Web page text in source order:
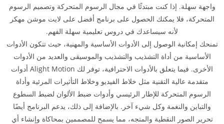
واجهة سهلة. إذا كنت مبتدئًا في مجال الرسوم المتحركة وتصميم الرسوم
المتحركة، فلا يمكنك الحصول على برنامج أفضل على لايت موشن مهكر
لأنه سيساعدك في دروس تعليمية سهلة الفهم.
تمنحك إمكانية الوصول إلى الأدوات الأساسية والمهنية، حيث تتكون الأدوات
الأساسية من أداة التشذيب والتشذيب والموسيقى والعديد من الأدوات
الأخرى. فيما يتعلق بالأدوات الاحترافية، توفر لك Alight Motion أدوات
متقدمة عالية التقنية مثل خلاط الفيديو وخلاط التأثيرات المرئية وأداة
الرسوم المتحركة للإطار الرئيسي وأدوات ضبط الألوان لضبط السطوع
والتباين والنغمة وكل شيء آخر. بالإضافة إلى ذلك، يدعم البرنامج أيضًا
تحرير الصور النقطية والمتجه، مما يسمح للمصممين بمحاكاة وإنشاء أي